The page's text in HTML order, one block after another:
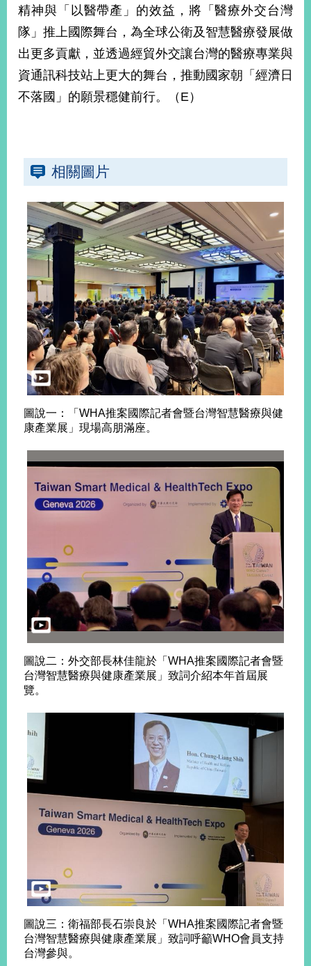
精神與「以醫帶產」的效益，將「醫療外交台灣
隊」推上國際舞台，為全球公衛及智慧醫療發展做
出更多貢獻，並透過經貿外交讓台灣的醫療專業與
資通訊科技站上更大的舞台，推動國家朝「經濟日
不落國」的願景穩健前行。（E）
相關圖片
圖說一：「WHA推案國際記者會暨台灣智慧醫療與健
康產業展」現場高朋滿座。
圖說二：外交部長林佳龍於「WHA推案國際記者會暨
台灣智慧醫療與健康產業展」致詞介紹本年首屆展
覽。
圖說三：衛福部長石崇良於「WHA推案國際記者會暨
台灣智慧醫療與健康產業展」致詞呼籲WHO會員支持
台灣參與。